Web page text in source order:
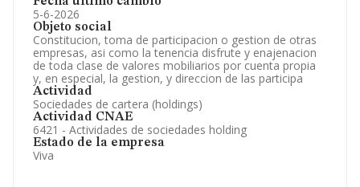
5-6-2026
Objeto social
Constitucion, toma de participacion o gestion de otras
empresas, asi como la tenencia disfrute y enajenacion
de toda clase de valores mobiliarios por cuenta propia
y, en especial, la gestion, y direccion de las participa
Actividad
Sociedades de cartera (holdings)
Actividad CNAE
6421 - Actividades de sociedades holding
Estado de la empresa
Viva